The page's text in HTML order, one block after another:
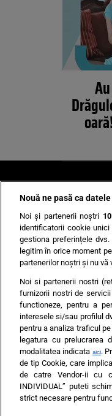
AI
Nouă ne pasă ca
Noi și partenerii noștri
identificatorii cookie
gestiona preferințele
legitim în orice moment
partenerilor noștri și nu vă
Noi si partenerii nostri
furnizorii nostri de
functioneze, pentru a
interesele si/sau profilul
pentru a analiza traficul
legatura cu prelucrarea
modalitatea indicata aici.
de tip Cookie, care
de catre Vendor-ii cu
INDIVIDUAL” puteti
strict necesare pentru